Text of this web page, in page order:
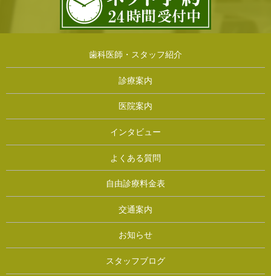
歯科医師・スタッフ紹介
診療案内
医院案内
インタビュー
よくある質問
自由診療料金表
交通案内
お知らせ
スタッフブログ